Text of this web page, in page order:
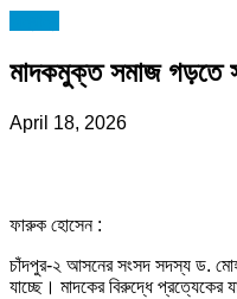
মাদকমুক্ত সমাজ গড়তে
April 18, 2026
ফারুক হোসেন :
চাঁদপুর-২ আসনের সংসদ সদস্য ড.
যাচ্ছে। মাদকের বিরুদ্ধে প্রত্যেকের